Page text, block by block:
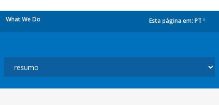
What We Do Esta página em: PT